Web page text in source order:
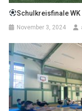
Schulkreisfinale
November 3, 2024